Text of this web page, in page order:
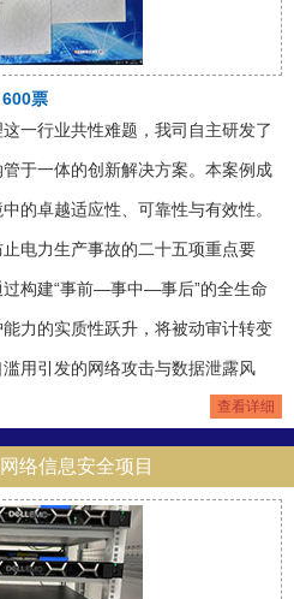
600票
一行业共性难题，我司自主研发了
于一体的创新解决方案。本案例成
的卓越适应性、可靠性与有效性。
电力生产事故的二十五项重点要
构建“事前—事中—事后”的全生命
力的实质性跃升，将被动审计转变
用引发的网络攻击与数据泄露风
查看详细
络信息安全项目